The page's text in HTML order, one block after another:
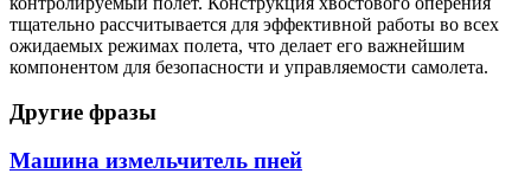
тщательно рассчитывается для эффективной работы во всех
ожидаемых режимах полета, что делает его важнейшим
компонентом для безопасности и управляемости самолета.
Другие фразы
Машина измельчитель пней